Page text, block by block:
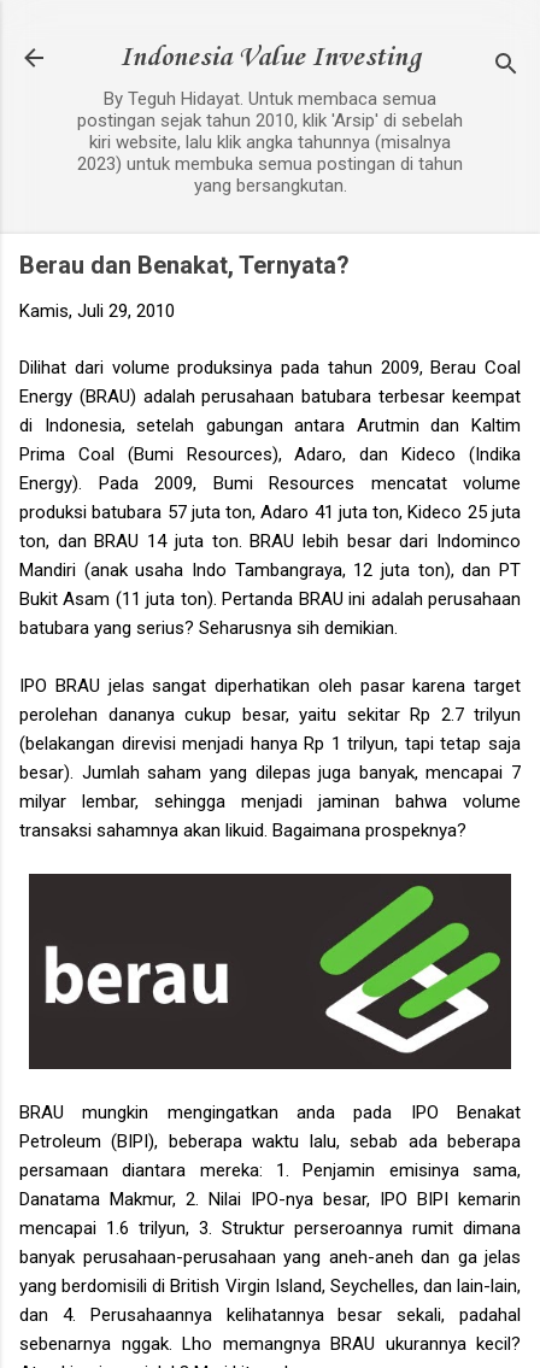
Indonesia Value Investing
By Teguh Hidayat. Untuk membaca semua
postingan sejak tahun 2010, klik 'Arsip' di sebelah
kiri website, lalu klik angka tahunnya (misalnya
2023) untuk membuka semua postingan di tahun
yang bersangkutan.
Berau dan Benakat, Ternyata?
Kamis, Juli 29, 2010
Dilihat dari volume produksinya pada tahun 2009, Berau Coal
Energy (BRAU) adalah perusahaan batubara terbesar keempat
di Indonesia, setelah gabungan antara Arutmin dan Kaltim
Prima Coal (Bumi Resources), Adaro, dan Kideco (Indika
Energy). Pada 2009, Bumi Resources mencatat volume
produksi batubara 57 juta ton, Adaro 41 juta ton, Kideco 25 juta
ton, dan BRAU 14 juta ton. BRAU lebih besar dari Indominco
Mandiri (anak usaha Indo Tambangraya, 12 juta ton), dan PT
Bukit Asam (11 juta ton). Pertanda BRAU ini adalah perusahaan
batubara yang serius? Seharusnya sih demikian.
IPO BRAU jelas sangat diperhatikan oleh pasar karena target
perolehan dananya cukup besar, yaitu sekitar Rp 2.7 trilyun
(belakangan direvisi menjadi hanya Rp 1 trilyun, tapi tetap saja
besar). Jumlah saham yang dilepas juga banyak, mencapai 7
milyar lembar, sehingga menjadi jaminan bahwa volume
transaksi sahamnya akan likuid. Bagaimana prospeknya?
BRAU mungkin mengingatkan anda pada IPO Benakat
Petroleum (BIPI), beberapa waktu lalu, sebab ada beberapa
persamaan diantara mereka: 1. Penjamin emisinya sama,
Danatama Makmur, 2. Nilai IPO-nya besar, IPO BIPI kemarin
mencapai 1.6 trilyun, 3. Struktur perseroannya rumit dimana
banyak perusahaan-perusahaan yang aneh-aneh dan ga jelas
yang berdomisili di British Virgin Island, Seychelles, dan lain-lain,
dan 4. Perusahaannya kelihatannya besar sekali, padahal
sebenarnya nggak. Lho memangnya BRAU ukurannya kecil?